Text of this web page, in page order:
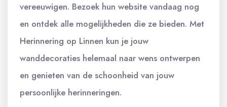
vereeuwigen. Bezoek hun website vandaag nog
en ontdek alle mogelijkheden die ze bieden. Met
Herinnering op Linnen kun je jouw
wanddecoraties helemaal naar wens ontwerpen
en genieten van de schoonheid van jouw
persoonlijke herinneringen.